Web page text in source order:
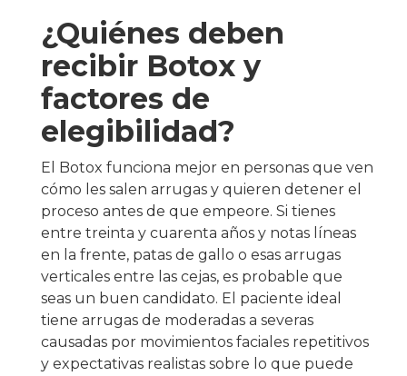
¿Quiénes deben
recibir Botox y
factores de
elegibilidad?
El Botox funciona mejor en personas que ven
cómo les salen arrugas y quieren detener el
proceso antes de que empeore. Si tienes
entre treinta y cuarenta años y notas líneas
en la frente, patas de gallo o esas arrugas
verticales entre las cejas, es probable que
seas un buen candidato. El paciente ideal
tiene arrugas de moderadas a severas
causadas por movimientos faciales repetitivos
y expectativas realistas sobre lo que puede